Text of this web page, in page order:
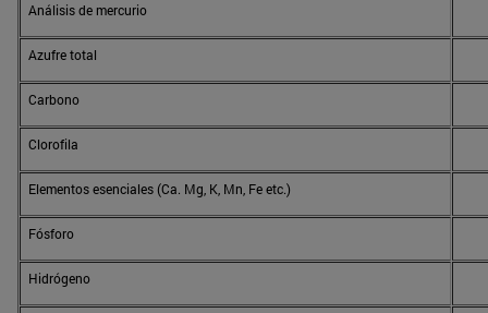
Análisis de mercurio
Azufre total
Carbono
Clorofila
Elementos esenciales (Ca. Mg, K, Mn, Fe etc.)
Fósforo
Hidrógeno